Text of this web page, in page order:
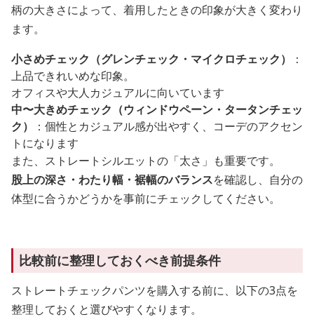
柄の大きさによって、着用したときの印象が大きく変わり
ます。
小さめチェック（グレンチェック・マイクロチェック）
：
上品できれいめな印象。
オフィスや大人カジュアルに向いています
中〜大きめチェック（ウィンドウペーン・タータンチェッ
ク）
：個性とカジュアル感が出やすく、コーデのアクセン
トになります
また、ストレートシルエットの「太さ」も重要です。
股上の深さ・わたり幅・裾幅のバランスを確認し、自分の
体型に合うかどうかを事前にチェックしてください。
比較前に整理しておくべき前提条件
ストレートチェックパンツを購入する前に、以下の3点を
整理しておくと選びやすくなります。